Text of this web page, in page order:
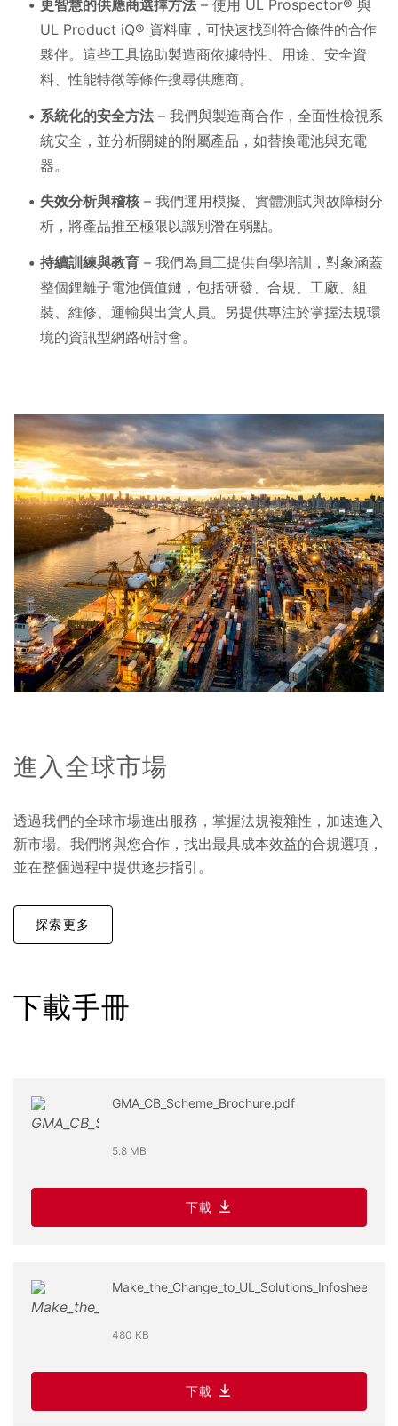
更智慧的供應商選擇方法 – 使用 UL Prospector® 與
UL Product iQ® 資料庫，可快速找到符合條件的合作
夥伴。這些工具協助製造商依據特性、用途、安全資
料、性能特徵等條件搜尋供應商。
系統化的安全方法 – 我們與製造商合作，全面性檢視系
統安全，並分析關鍵的附屬產品，如替換電池與充電
器。
失效分析與稽核– 我們運用模擬、實體測試與故障樹分
析，將產品推至極限以識別潛在弱點。
持續訓練與教育 – 我們為員工提供自學培訓，對象涵蓋
整個鋰離子電池價值鏈，包括研發、合規、工廠、組
裝、維修、運輸與出貨人員。另提供專注於掌握法規環
境的資訊型網路研討會。
進入全球市場
透過我們的全球市場進出服務，掌握法規複雜性，加速進入
新市場。我們將與您合作，找出最具成本效益的合規選項，
並在整個過程中提供逐步指引。
探索更多
下載手冊
GMA_CB_Scheme_Brochure.pdf
5.8 MB
下載
Make_the_Change_to_UL_Solutions_Infosheet.pdf
480 KB
下載